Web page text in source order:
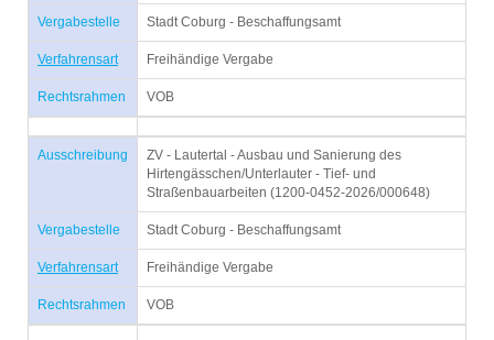
Vergabestelle Stadt Coburg - Beschaffungsamt
Verfahrensart Freihändige Vergabe
Rechtsrahmen VOB
Ausschreibung
ZV - Lautertal - Ausbau und Sanierung des
Hirtengässchen/Unterlauter - Tief- und
Straßenbauarbeiten (1200-0452-2026/000648)
Vergabestelle Stadt Coburg - Beschaffungsamt
Verfahrensart Freihändige Vergabe
Rechtsrahmen VOB